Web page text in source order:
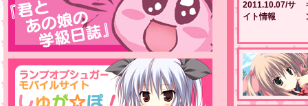
2011.10.07/サ
イト情報